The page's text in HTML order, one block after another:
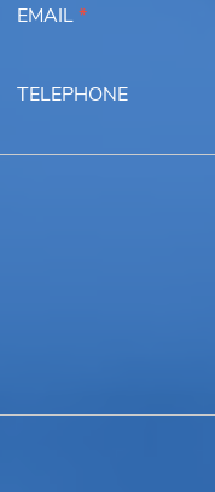
EMAIL*
TELEPHONE